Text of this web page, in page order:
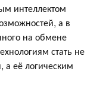
интеллектом
а в
на обмене
стать не
а её логическим